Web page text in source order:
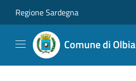
Regione Sardegna
Comune di Olbia